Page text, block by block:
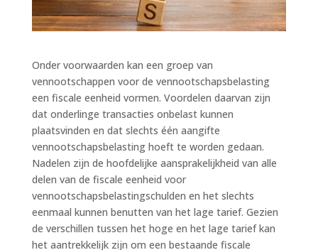
Onder voorwaarden kan een groep van
vennootschappen voor de vennootschapsbelasting
een fiscale eenheid vormen. Voordelen daarvan zijn
dat onderlinge transacties onbelast kunnen
plaatsvinden en dat slechts één aangifte
vennootschapsbelasting hoeft te worden gedaan.
Nadelen zijn de hoofdelijke aansprakelijkheid van alle
delen van de fiscale eenheid voor
vennootschapsbelastingschulden en het slechts
eenmaal kunnen benutten van het lage tarief. Gezien
de verschillen tussen het hoge en het lage tarief kan
het aantrekkelijk zijn om een bestaande fiscale